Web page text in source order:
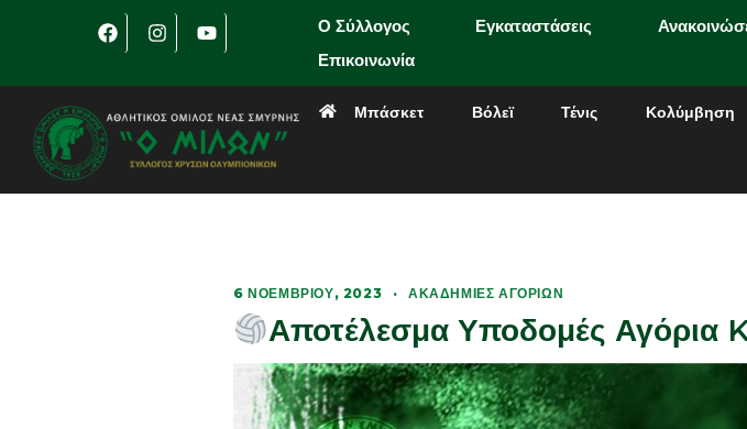
Ο Σύλλογος Εγκαταστάσεις
Επικοινωνία
Μπάσκετ Βόλεϊ Τένις Κολύμβηση
6 ΝΟΕΜΒΡΊΟΥ, 2023 · ΑΚΑΔΗΜΊΕΣ ΑΓΟΡΙΏΝ
Αποτέλεσμα Υποδομές Αγόρια